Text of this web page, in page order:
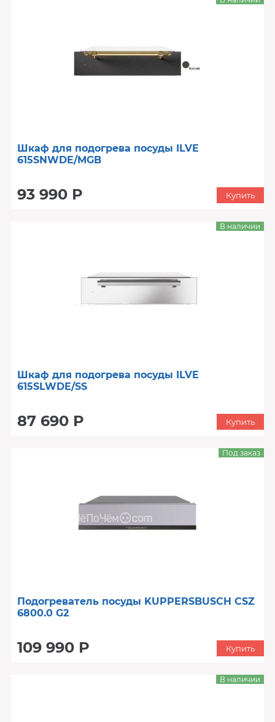
Шкаф для подогрева посуды ILVE
615SNWDE/MGB
93 990 Р Купить
Шкаф для подогрева посуды ILVE
615SLWDE/SS
87 690 Р
В наличии
Купить
Подогреватель посуды KUPPERSBUSCH CSZ
6800.0 G2
109 990 Р
Под заказ
Купить
В наличии